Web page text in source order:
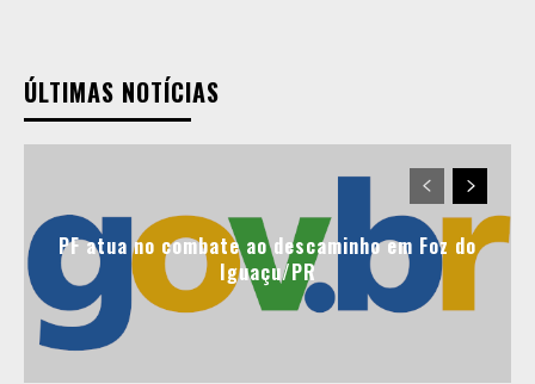
ÚLTIMAS NOTÍCIAS
PF atua no combate ao descaminho em Foz do
Iguaçu/PR